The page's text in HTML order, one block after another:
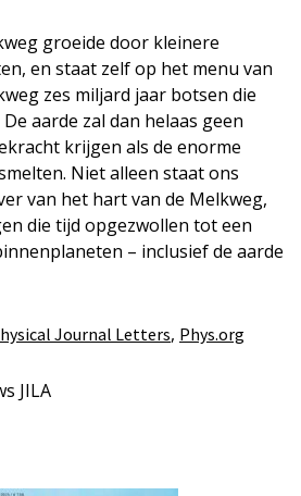
groeide door kleinere
en staat zelf op het menu van
zes miljard jaar botsen die
aarde zal dan helaas geen
krijgen als de enorme
Niet alleen staat ons
van het hart van de Melkweg,
die tijd opgezwollen tot een
– inclusief de aarde
Journal Letters, Phys.org
JILA